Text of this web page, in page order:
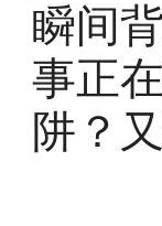
瞬间
事正
阱？